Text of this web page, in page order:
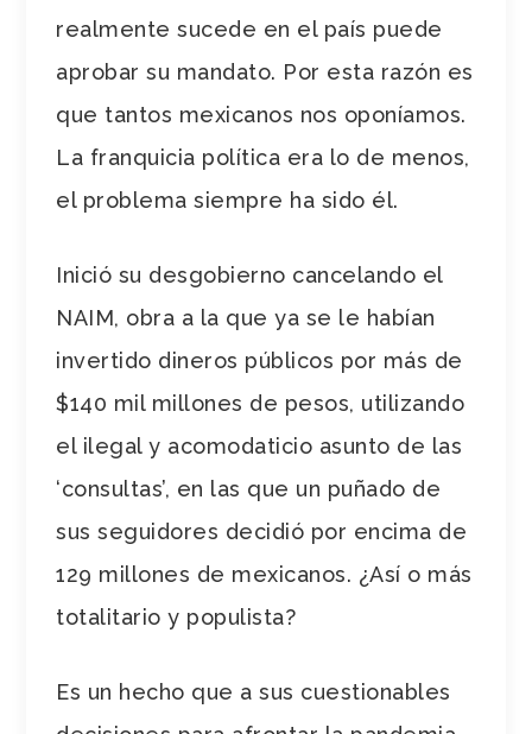
realmente sucede en el país puede
aprobar su mandato. Por esta razón es
que tantos mexicanos nos oponíamos.
La franquicia política era lo de menos,
el problema siempre ha sido él.
Inició su desgobierno cancelando el
NAIM, obra a la que ya se le habían
invertido dineros públicos por más de
$140 mil millones de pesos, utilizando
el ilegal y acomodaticio asunto de las
‘consultas’, en las que un puñado de
sus seguidores decidió por encima de
129 millones de mexicanos. ¿Así o más
totalitario y populista?
Es un hecho que a sus cuestionables